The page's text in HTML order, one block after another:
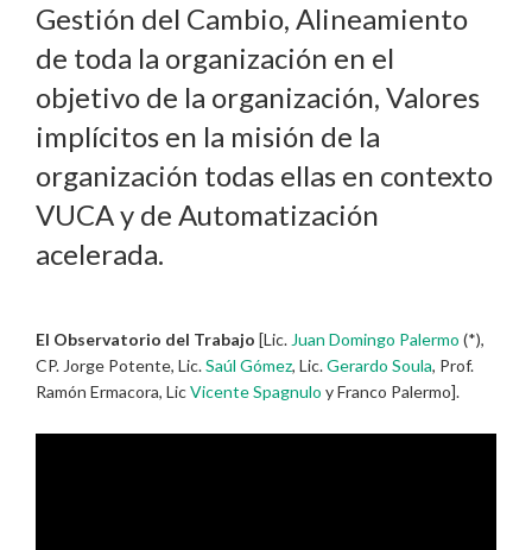
Gestión del Cambio, Alineamiento
de toda la organización en el
objetivo de la organización, Valores
implícitos en la misión de la
organización todas ellas en contexto
VUCA y de Automatización
acelerada.
El Observatorio del Trabajo [Lic. Juan Domingo Palermo (*),
CP. Jorge Potente, Lic.Saúl Gómez, Lic.Gerardo Soula, Prof.
Ramón Ermacora, LicVicente Spagnulo y Franco Palermo].